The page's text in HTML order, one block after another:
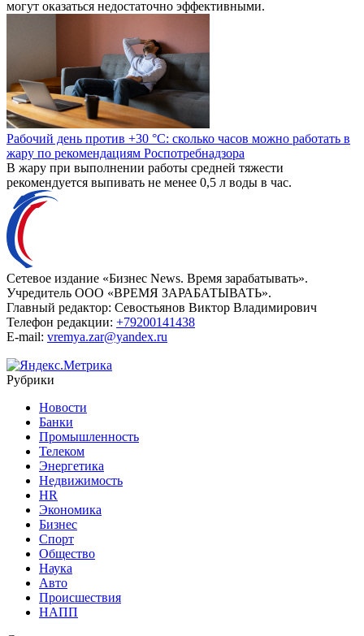
могут оказаться недостаточно эффективными.
Рабочий день против +30 °C: сколько часов можно работать в
жару по рекомендациям Роспотребнадзора
В жару при выполнении работы средней тяжести
рекомендуется выпивать не менее 0,5 л воды в час.
Сетевое издание «Бизнес News. Время зарабатывать».
Учредитель ООО «ВРЕМЯ ЗАРАБАТЫВАТЬ».
Главный редактор: Севостьянов Виктор Владимирович
Телефон редакции: +79200141438
E-mail: vremya.zar@yandex.ru
Рубрики
Новости
Банки
Промышленность
Телеком
Энергетика
Недвижимость
HR
Экономика
Бизнес
Спорт
Общество
Наука
Авто
Происшествия
НАПП